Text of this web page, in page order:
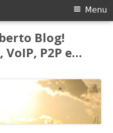
Blog!
P2P e…
Menu